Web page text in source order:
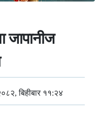
जापानीज
बिहीबार ११:२४